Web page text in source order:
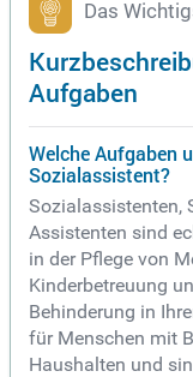
Das
Aufgaben
Welche Aufgaben
Sozialassistent?
Sozialassistenten,
Assistenten sind
in der Pflege von
Kinderbetreuung
Behinderung in
für Menschen mit
Haushalten und